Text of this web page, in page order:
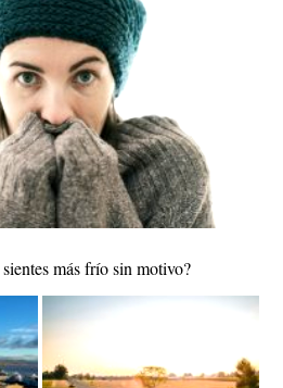
más frío sin motivo?